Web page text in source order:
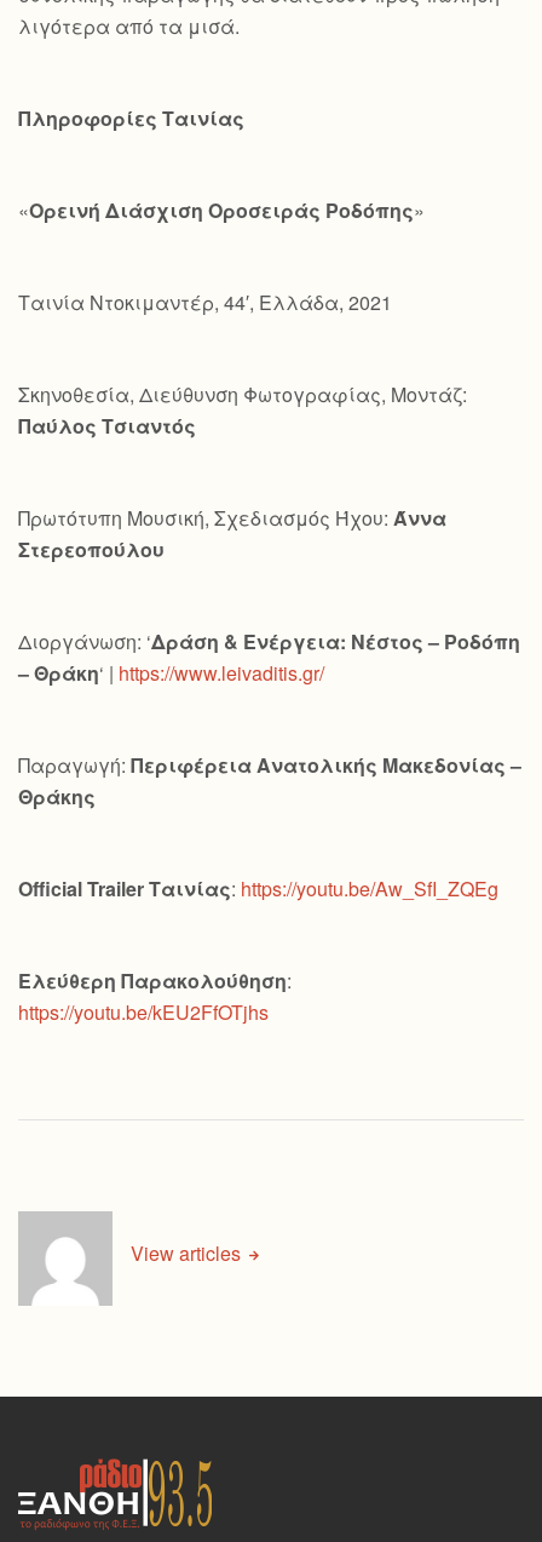
λιγότερα από τα μισά.
Πληροφορίες Ταινίας
«Ορεινή Διάσχιση Οροσειράς Ροδόπης»
Ταινία Ντοκιμαντέρ, 44′, Ελλάδα, 2021
Σκηνοθεσία, Διεύθυνση Φωτογραφίας, Μοντάζ:
Παύλος Τσιαντός
Πρωτότυπη Μουσική, Σχεδιασμός Ήχου: Άννα
Στερεοπούλου
Διοργάνωση: ‘Δράση & Ενέργεια: Νέστος – Ροδόπη
– Θράκη‘ | https://www.leivaditis.gr/
Παραγωγή: Περιφέρεια Ανατολικής Μακεδονίας –
Θράκης
OfficialTrailerΤαινίας: https://youtu.be/Aw_SfI_ZQEg
Ελεύθερη Παρακολούθηση:
https://youtu.be/kEU2FfOTjhs
View articles